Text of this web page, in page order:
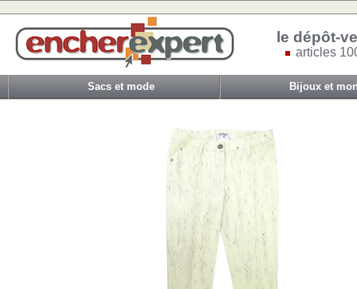
le dépôt-
articles
Sacs et mode Bijoux et